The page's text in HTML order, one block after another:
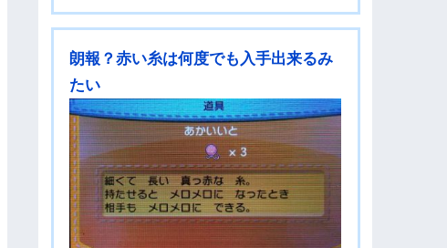
朗報？赤い糸は何度でも入手出来るみ
たい